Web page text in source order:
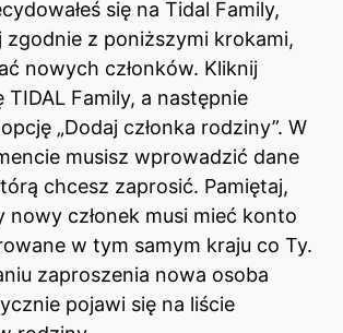
się na Tidal Family,
zgodnie z poniższymi krokami,
nowych członków. Kliknij
TIDAL Family, a następnie
„Dodaj członka rodziny”. W
musisz wprowadzić dane
chcesz zaprosić. Pamiętaj,
nowy członek musi mieć konto
w tym samym kraju co Ty.
zaproszenia nowa osoba
pojawi się na liście